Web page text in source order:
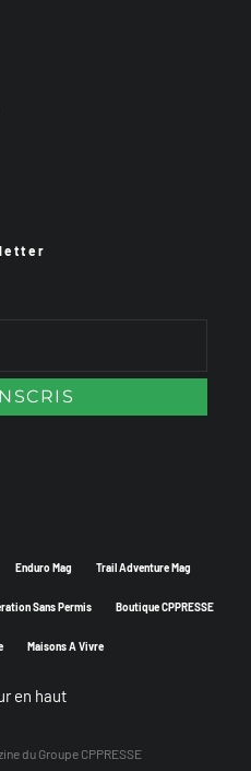
Enduro Mag Trail Adventure Mag
Sans Permis Boutique CPPRESSE
Maisons A Vivre
en haut
du Groupe CPPRESSE